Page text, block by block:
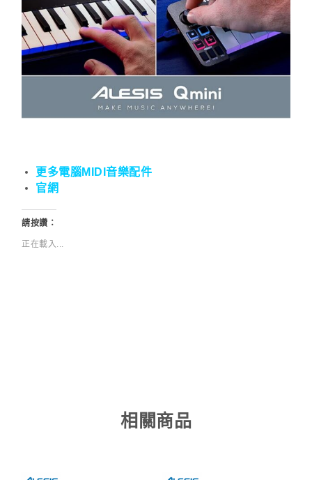
更多電腦MIDI音樂配件
官網
請按讚：
正在載入...
相關商品